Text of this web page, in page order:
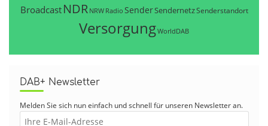
Broadcast NDR NRW Radio SenderSendernetzSenderstandort
VersorgungWorldDAB
DAB+ Newsletter
Melden Sie sich nun einfach und schnell für unseren Newsletter an.